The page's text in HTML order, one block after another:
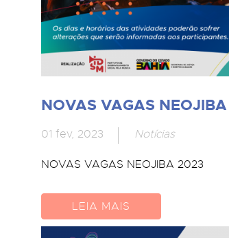
NOVAS VAGAS
01 fev, 2023 Notícias
NOVAS VAGAS NEOJIBA 2023
LEIA MAIS